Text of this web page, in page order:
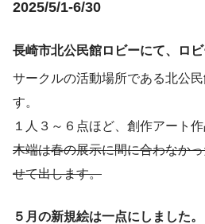
2025/5/1-6/30
長崎市北公民館ロビーにて、ロ
サークルの活動場所である北公
す。
１人３～６点ほど、創作アート作
木端は春の展示に間に合わなか
せて出します。
５月の新規絵は一点にしました。